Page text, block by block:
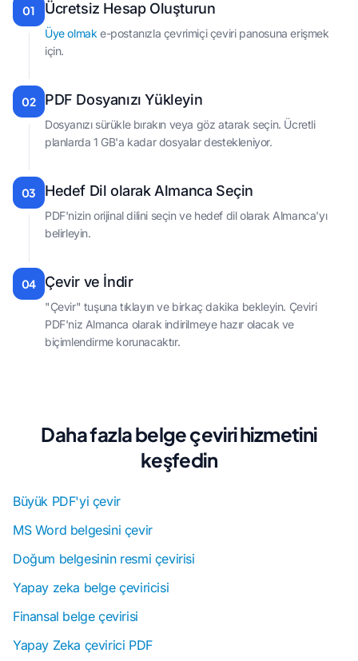
01 Ücretsiz Hesap Oluşturun
Üye olmake-postanızla çevrimiçi çeviri panosuna erişmek
için.
02 PDF Dosyanızı Yükleyin
Dosyanızı sürükle bırakın veya göz atarak seçin. Ücretli
planlarda 1 GB'a kadar dosyalar destekleniyor.
03 Hedef Dil olarak Almanca Seçin
PDF'nizin orijinal dilini seçin ve hedef dil olarak Almanca'yı
belirleyin.
04 Çevir ve İndir
"Çevir" tuşuna tıklayın ve birkaç dakika bekleyin. Çeviri
PDF'niz Almanca olarak indirilmeye hazır olacak ve
biçimlendirme korunacaktır.
Daha fazla belge çeviri hizmetini
keşfedin
Büyük PDF'yi çevir
MS Word belgesini çevir
Doğum belgesinin resmi çevirisi
Yapay zeka belge çeviricisi
Finansal belge çevirisi
Yapay Zeka çevirici PDF